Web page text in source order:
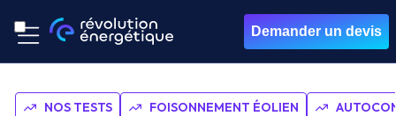
Demander un devis
NOS TESTS FOISONNEMENT ÉOLIEN